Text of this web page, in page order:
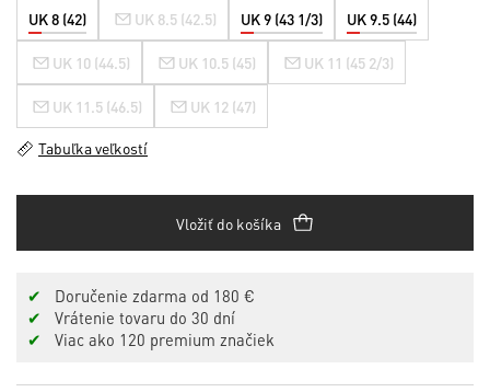
UK 8 (42) UK 8.5 (42.5) UK 9 (43 1/3) UK 9.5 (44)
UK 10 (44.5) UK 10.5 (45) UK 11 (45 2/3)
UK 11.5 (46.5) UK 12 (47)
Tabuľka veľkostí
Vložiť do košíka
✔
Doručenie zdarma od 180 €
✔
Vrátenie tovaru do 30 dní
✔
Viac ako 120 premium značiek